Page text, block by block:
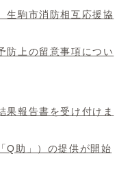
生駒市消防相互応援協
防上の留意事項につい
果報告書を受け付けま
Q助」）の提供が開始